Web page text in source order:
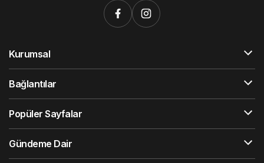
Kurumsal
Bağlantılar
Popüler Sayfalar
Gündeme Dair